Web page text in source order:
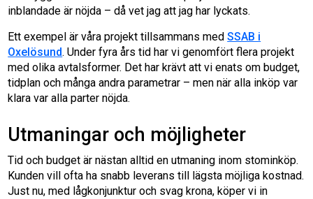
inblandade är nöjda – då vet jag att jag har lyckats.
Ett exempel är våra projekt tillsammans medSSAB i
Oxelösund. Under fyra års tid har vi genomfört flera projekt
med olika avtalsformer. Det har krävt att vi enats om budget,
tidplan och många andra parametrar – men när alla inköp var
klara var alla parter nöjda.
Utmaningar och möjligheter
Tid och budget är nästan alltid en utmaning inom stominköp.
Kunden vill ofta ha snabb leverans till lägsta möjliga kostnad.
Just nu, med lågkonjunktur och svag krona, köper vi in